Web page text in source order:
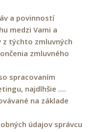
a povinností
medzi Vami a
týchto zmluvných
zmluvného
spracovaním
najdlhšie ....
na základe
údajov správcu